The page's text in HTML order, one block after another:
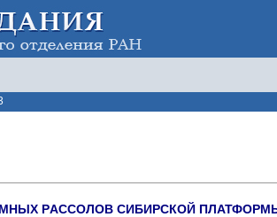
PАCCОЛОВ CИБИPCКОЙ